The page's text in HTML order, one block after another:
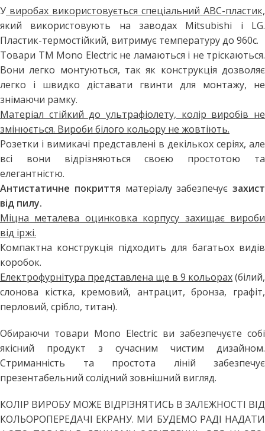
У виробах використовується спеціальний АВС-пластик,
який використовують на заводах Mitsubishi і LG.
Пластик-термостійкий, витримує температуру до 960с.
Товари ТМ Mono Electric не ламаються і не тріскаються.
Вони легко монтуються, так як конструкція дозволяє
легко і швидко діставати гвинти для монтажу, не
знімаючи рамку.
Матеріал стійкий до ультрафіолету, колір виробів не
змінюється. Вироби білого кольору не жовтіють.
Розетки і вимикачі представлені в декількох серіях, але
всі вони відрізняються своєю простотою та
елегантністю.
Антистатичне покриття матеріалу забезпечує захист
від пилу.
Міцна металева оцинковка корпусу захищає вироби
від іржі.
Компактна конструкція підходить для багатьох видів
коробок.
Електрофурнітура представлена ще в 9 кольорах(білий,
слонова кістка, кремовий, антрацит, бронза, графіт,
перловий, срібло, титан).
Обираючи товари Mono Electric ви забезпечуєте собі
якісний продукт з сучасним чистим дизайном.
Стриманність та простота ліній забезпечує
презентабельний солідний зовнішний вигляд.
КОЛІР ВИРОБУ МОЖЕ ВІДРІЗНЯТИСЬ В ЗАЛЕЖНОСТІ ВІД
КОЛЬОРОПЕРЕДАЧІ ЕКРАНУ. МИ БУДЕМО РАДІ НАДАТИ